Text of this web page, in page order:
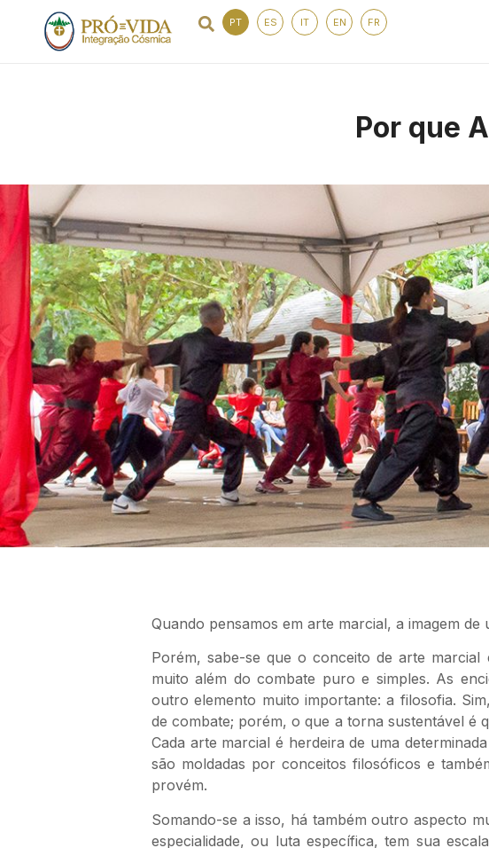
PT ES IT EN FR
Por que
Quando pensamos em arte marcial, a imagem
Porém, sabe-se que o conceito de arte
muito além do combate puro e simples. As
outro elemento muito importante: a filosofia.
de combate; porém, o que a torna sustentável é
Cada arte marcial é herdeira de uma
são moldadas por conceitos filosóficos e
provém.
Somando-se a isso, há também outro aspecto
especialidade, ou luta específica, tem sua